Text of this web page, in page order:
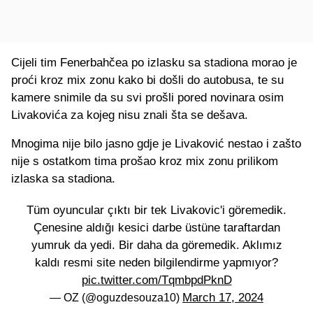
Cijeli tim Fenerbahčea po izlasku sa stadiona morao je
proći kroz mix zonu kako bi došli do autobusa, te su
kamere snimile da su svi prošli pored novinara osim
Livakovića za kojeg nisu znali šta se dešava.
Mnogima nije bilo jasno gdje je Livaković nestao i zašto
nije s ostatkom tima prošao kroz mix zonu prilikom
izlaska sa stadiona.
Tüm oyuncular çıktı bir tek Livakovic'i göremedik.
Çenesine aldığı kesici darbe üstüne taraftardan
yumruk da yedi. Bir daha da göremedik. Aklımız
kaldı resmi site neden bilgilendirme yapmıyor?
pic.twitter.com/TqmbpdPknD
— OZ (@oguzdesouza10) March 17, 2024